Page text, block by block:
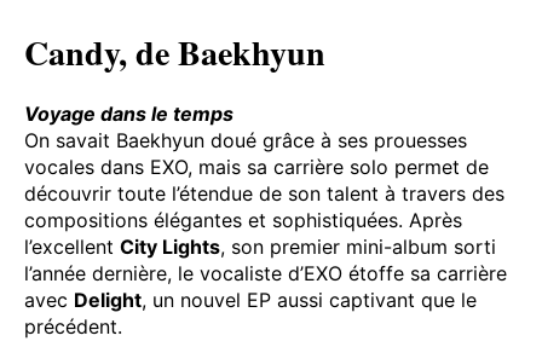
Candy, de Baekhyun
Voyage dans le temps
On savait Baekhyun doué grâce à ses prouesses
vocales dans EXO, mais sa carrière solo permet de
découvrir toute l’étendue de son talent à travers des
compositions élégantes et sophistiquées. Après
l’excellent City Lights, son premier mini-album sorti
l’année dernière, le vocaliste d’EXO étoffe sa carrière
avec Delight, un nouvel EP aussi captivant que le
précédent.